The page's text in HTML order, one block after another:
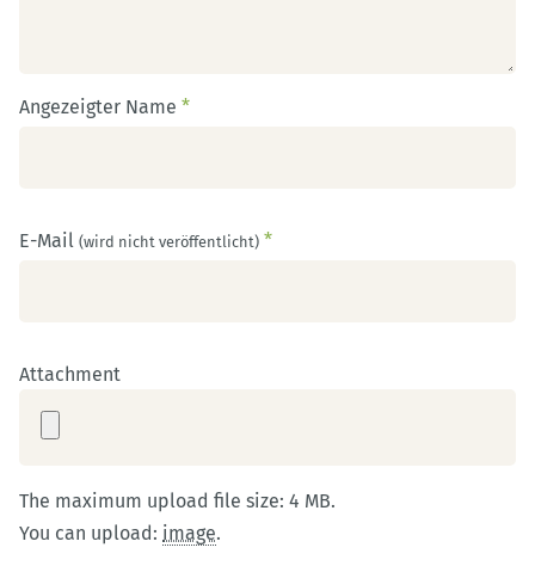
Angezeigter Name *
E-Mail (wird nicht veröffentlicht) *
Attachment
The maximum upload file size: 4 MB.
You can upload: image.